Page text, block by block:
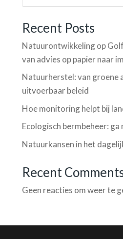
Recent Posts
Natuurontwikkeling op
van advies op papier naar
Natuurherstel: van groene
uitvoerbaar beleid
Hoe monitoring helpt bij
Ecologisch bermbeheer:
Natuurkansen in het
Recent
Geen reacties om weer te